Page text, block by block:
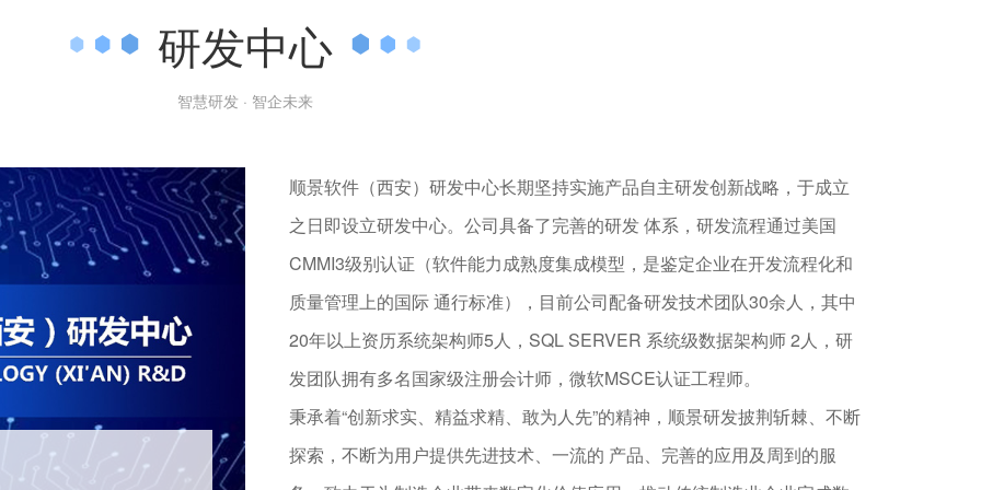
研发中心
智慧研发 · 智企未来
研发中心
顺景软件（西安）研发中心长期坚持实施产品自主研发创新战略，于成立
之日即设立研发中心。公司具备了完善的研发 体系，研发流程通过美国
CMMI3级别认证（软件能力成熟度集成模型，是鉴定企业在开发流程化和
质量管理上的国际 通行标准），目前公司配备研发技术团队30余人，其中
20年以上资历系统架构师5人，SQL SERVER 系统级数据架构师 2人，研
发团队拥有多名国家级注册会计师，微软MSCE认证工程师。
秉承着“创新求实、精益求精、敢为人先”的精神，顺景研发披荆斩棘、不断
探索，不断为用户提供先进技术、一流的 产品、完善的应用及周到的服